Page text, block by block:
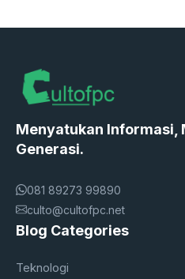
Menyatukan Informasi,
Generasi.
081 89273 99890
culto@cultofpc.net
Blog Categories
Teknologi